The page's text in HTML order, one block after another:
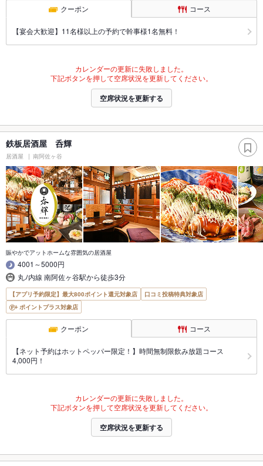
クーポン コース
【宴会大歓迎】11名様以上の予約で幹事様1名無料！
カレンダーの更新に失敗しました。
下記ボタンを押して空席状況を更新してください。
空席状況を更新する
鉄板居酒屋 呑輝
居酒屋 南阿佐ヶ谷
賑やかでアットホームな雰囲気の居酒屋
4001～5000円
丸ﾉ内線 南阿佐ヶ谷駅から徒歩3分
【アプリ予約限定】最大800ポイント還元対象店
口コミ投稿特典対象店
ポイントプラス対象店
クーポン コース
【ネット予約はホットペッパー限定！】時間無制限飲み放題コース
4,000円！
カレンダーの更新に失敗しました。
下記ボタンを押して空席状況を更新してください。
空席状況を更新する